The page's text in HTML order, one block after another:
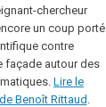
chercheur
un coup porté
contre
façade autour des
Lire le
Benoît Rittaud